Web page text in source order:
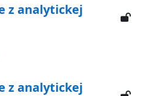
z analytickej
z analytickej